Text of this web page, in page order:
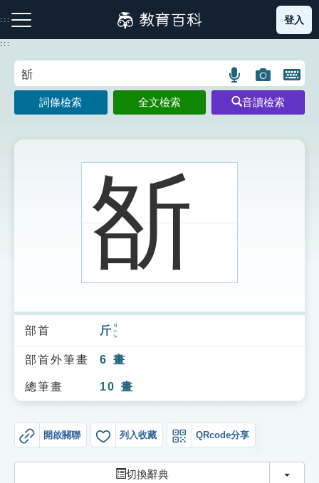
到
主
:::
注音索引圖示 筆畫索引圖示 部首索引表圖示
索引選單
知識索引
單字索引
遊戲專區
登入
:::
語
言
搜
示
圖
片
搜
開
鍵
圖
詞條檢索 全文檢索 音讀檢索
㪾
部首 斤 ㄐㄧㄣ
部首外筆畫 6 畫
總筆畫 10 畫
開啟關聯 列入收藏 QRcode分享
切換辭典 切換